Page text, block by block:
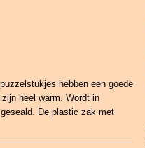
hebben een goede
heel warm. Wordt in
De plastic zak met